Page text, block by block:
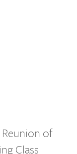
Reunion of
Class